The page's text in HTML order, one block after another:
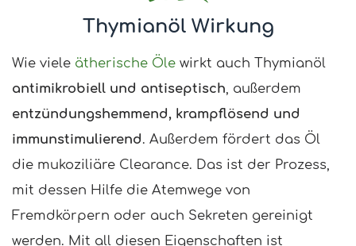
Thymianöl Wirkung
Wie viele ätherische Öle wirkt auch Thymianöl
antimikrobiell und antiseptisch , außerdem
entzündungshemmend, krampflösend und
immunstimulierend. Außerdem fördert das Öl
die mukoziliäre Clearance. Das ist der Prozess,
mit dessen Hilfe die Atemwege von
Fremdkörpern oder auch Sekreten gereinigt
werden. Mit all diesen Eigenschaften ist